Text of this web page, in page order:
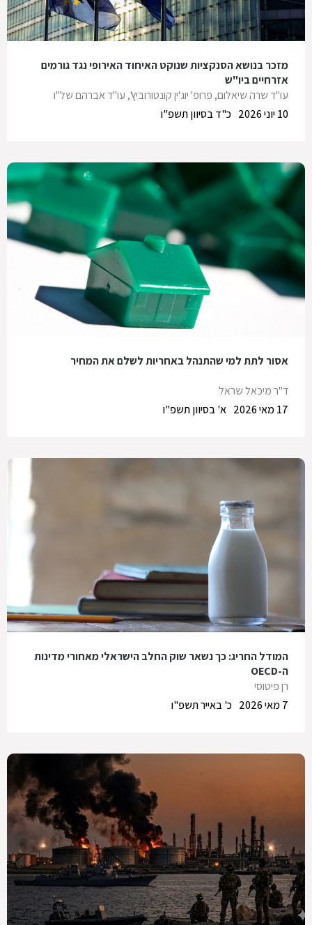
מזכר בנושא הסנקציות שנוקט האיחוד האירופי נגד גורמים
אזרחיים ביו"ש
עו"ד שרה שיאלום, פרופ' יוג'ין קונטורוביץ', עו"ד אברהם של"ו
כ"ד בסיוון תשפ"ו
10 יוני 2026
אסור לתת למי שהתנהל באחריות לשלם את המחיר
ד"ר מיכאל שראל
א' בסיוון תשפ"ו
17 מאי 2026
המודל החריג: כך נשאר שוק החלב הישראלי מאחורי מדינות
ה-OECD
רן פיטוסי
כ' באייר תשפ"ו
7 מאי 2026